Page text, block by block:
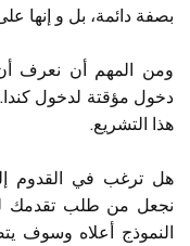
بصفة دائمة، بل و إنها
ومن المهم أن نعرف
دخول مؤقتة لدخول
هذا التشريع.
نجعل من طلب تقدمك
النموذج أعلاه وسوف